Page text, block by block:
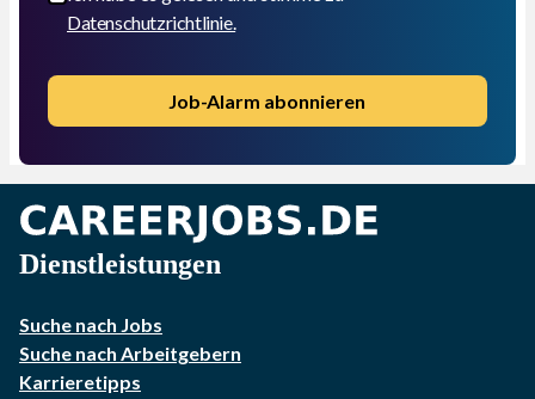
Datenschutzrichtlinie.
Job-Alarm abonnieren
Dienstleistungen
Suche nach Jobs
Suche nach Arbeitgebern
Karrieretipps